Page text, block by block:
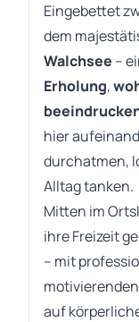
Eingebettet
dem
Walchsee –
Erholung,
hier
durchatmen,
Alltag tanken.
Mitten im
ihre Freizeit
– mit
auf